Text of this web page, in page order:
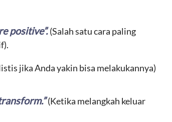
positive”.(Salah satu cara paling
jika Anda yakin bisa melakukannya)
(Ketika melangkah keluar